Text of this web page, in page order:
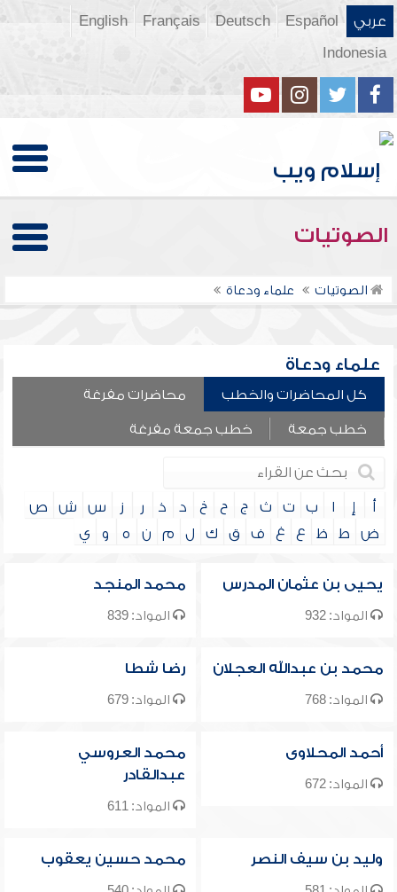
عربي Español
Deutsch
Français
English
Indonesia
الصوتيات
الصوتيات علماء ودعاة
علماء ودعاة
كل المحاضرات والخطب محاضرات مفرغة
خطب جمعة خطب جمعة مفرغة
أ إ ا ب ت ث ج ح خ د ذ ر ز س ش
ص
ض
ط ظ ع غ ف ق ك ل م ن ه و ي
يحيى بن عثمان المدرس
المواد: 932
محمد المنجد
المواد: 839
محمد بن عبدالله العجلان
المواد: 768
رضا شطا
المواد: 679
أحمد المحلاوى
المواد: 672
محمد العروسي
عبدالقادر
المواد: 611
وليد بن سيف النصر محمد حسين يعقوب